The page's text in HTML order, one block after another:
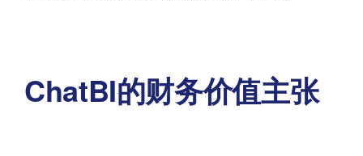
ChatBI的财务价值主张